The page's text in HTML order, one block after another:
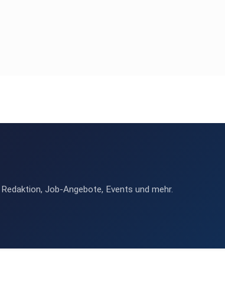
Job-Angebote, Events und mehr.